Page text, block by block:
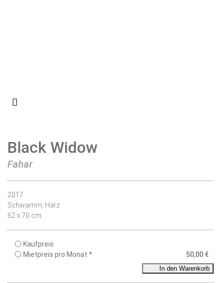
Black Widow
Fahar
2017
Schwamm, Harz
62 x 70 cm
Kaufpreis
Mietpreis pro Monat *
50,00 €
In den Warenkorb